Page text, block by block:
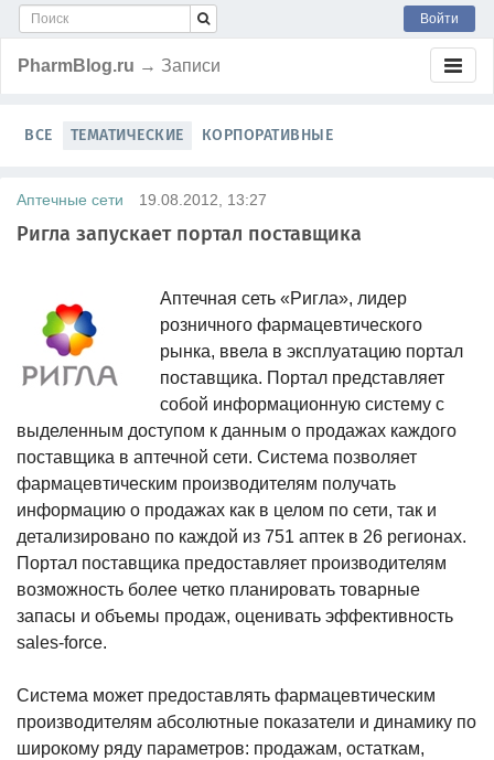
Войти
PharmBlog.ru → Записи
ВСЕ ТЕМАТИЧЕСКИЕ КОРПОРАТИВНЫЕ
Аптечные сети 19.08.2012, 13:27
Ригла запускает портал поставщика
Аптечная сеть «Ригла», лидер
розничного фармацевтического
рынка, ввела в эксплуатацию портал
поставщика. Портал представляет
собой информационную систему с
выделенным доступом к данным о продажах каждого
поставщика в аптечной сети. Система позволяет
фармацевтическим производителям получать
информацию о продажах как в целом по сети, так и
детализировано по каждой из 751 аптек в 26 регионах.
Портал поставщика предоставляет производителям
возможность более четко планировать товарные
запасы и объемы продаж, оценивать эффективность
sales-force.
Система может предоставлять фармацевтическим
производителям абсолютные показатели и динамику по
широкому ряду параметров: продажам, остаткам,